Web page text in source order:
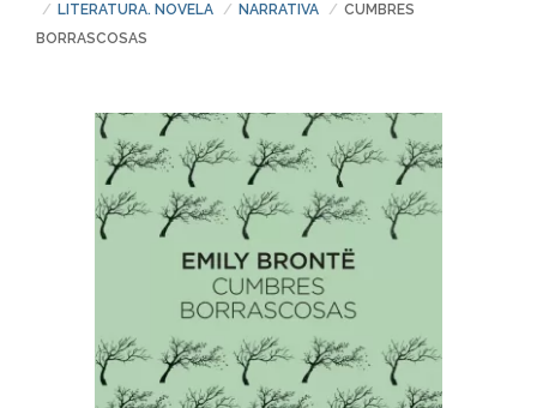
LITERATURA. NOVELA
NARRATIVA
CUMBRES
BORRASCOSAS